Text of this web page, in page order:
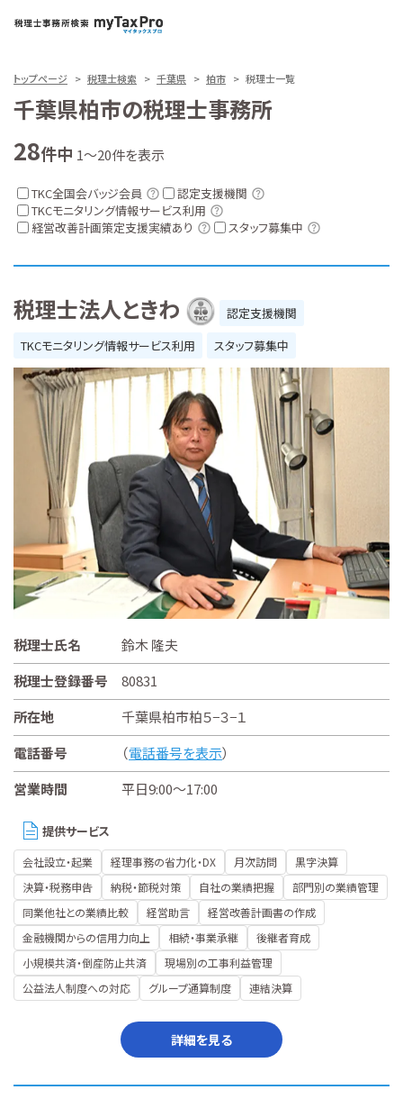
トップページ 税理士検索 千葉県 柏市 税理士一覧
千葉県柏市の税理士事務所
28件中 1～20件を表示
TKC全国会バッジ会員
認定支援機関
TKCモニタリング情報サービス利用
経営改善計画策定支援実績あり
スタッフ募集中
税理士法人ときわ
認定支援機関
TKCモニタリング情報サービス利用
スタッフ募集中
税理士氏名
鈴木 隆夫
税理士登録番号
80831
所在地
千葉県柏市柏５−３−１
電話番号
（電話番号を表示）
営業時間
平日9:00～17:00
提供サービス
会社設立・起業 経理事務の省力化・DX 月次訪問
黒字決算
決算・税務申告
納税・節税対策 自社の業績把握
部門別の業績管理
同業他社との業績比較
経営助言
経営改善計画書の作成
金融機関からの信用力向上
相続・事業承継
後継者育成
小規模共済・倒産防止共済
現場別の工事利益管理
公益法人制度への対応
グループ通算制度 連結決算
詳細を見る